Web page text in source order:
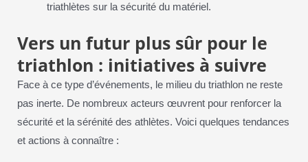
triathlètes sur la sécurité du matériel.
Vers un futur plus sûr pour le
triathlon : initiatives à suivre
Face à ce type d’événements, le milieu du triathlon ne reste
pas inerte. De nombreux acteurs œuvrent pour renforcer la
sécurité et la sérénité des athlètes. Voici quelques tendances
et actions à connaître :